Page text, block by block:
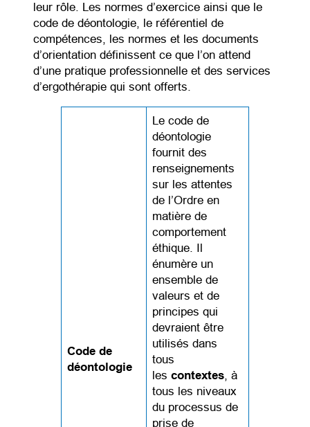
leur rôle. Les normes d’exercice ainsi que le
code de déontologie, le référentiel de
compétences, les normes et les documents
d’orientation définissent ce que l’on attend
d’une pratique professionnelle et des services
d’ergothérapie qui sont offerts.
Code de
déontologie
Le code de
déontologie
fournit des
renseignements
sur les attentes
de l’Ordre en
matière de
comportement
éthique. Il
énumère un
ensemble de
valeurs et de
principes qui
devraient être
utilisés dans
tous
lescontextes, à
tous les niveaux
du processus de
prise de